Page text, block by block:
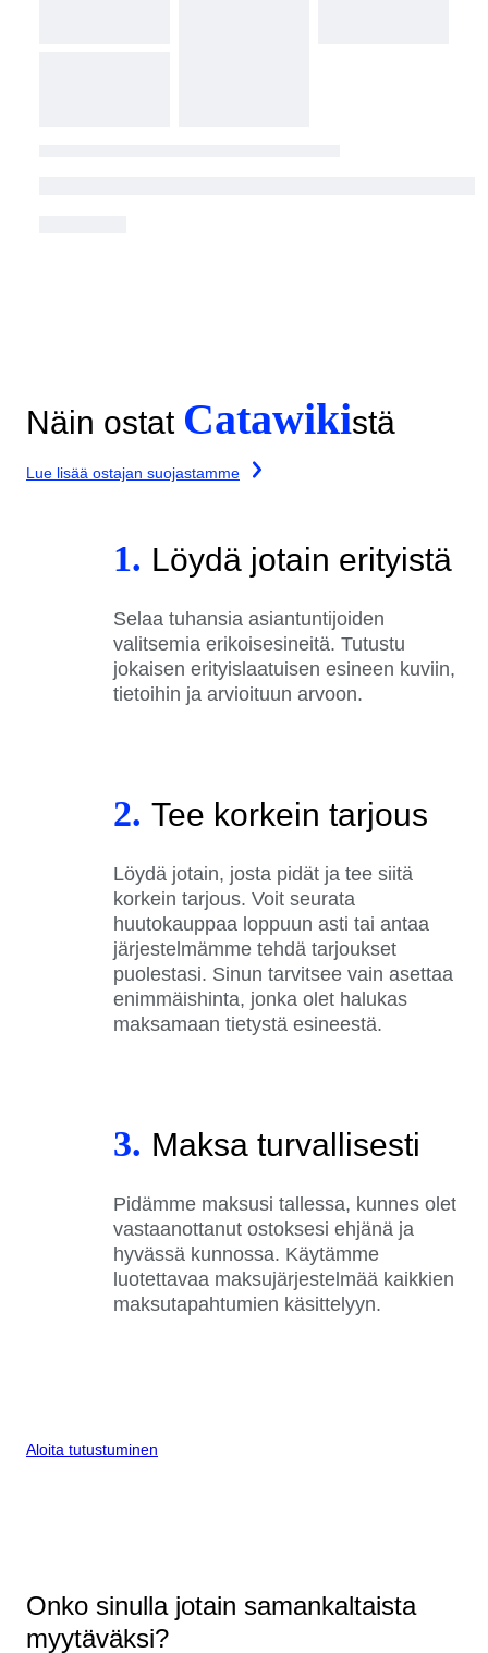
Näin ostat Catawikistä
Lue lisää ostajan suojastamme
1. Löydä jotain erityistä
Selaa tuhansia asiantuntijoiden
valitsemia erikoisesineitä. Tutustu
jokaisen erityislaatuisen esineen kuviin,
tietoihin ja arvioituun arvoon.
2. Tee korkein tarjous
Löydä jotain, josta pidät ja tee siitä
korkein tarjous. Voit seurata
huutokauppaa loppuun asti tai antaa
järjestelmämme tehdä tarjoukset
puolestasi. Sinun tarvitsee vain asettaa
enimmäishinta, jonka olet halukas
maksamaan tietystä esineestä.
3. Maksa turvallisesti
Pidämme maksusi tallessa, kunnes olet
vastaanottanut ostoksesi ehjänä ja
hyvässä kunnossa. Käytämme
luotettavaa maksujärjestelmää kaikkien
maksutapahtumien käsittelyyn.
Aloita tutustuminen
Onko sinulla jotain samankaltaista
myytäväksi?